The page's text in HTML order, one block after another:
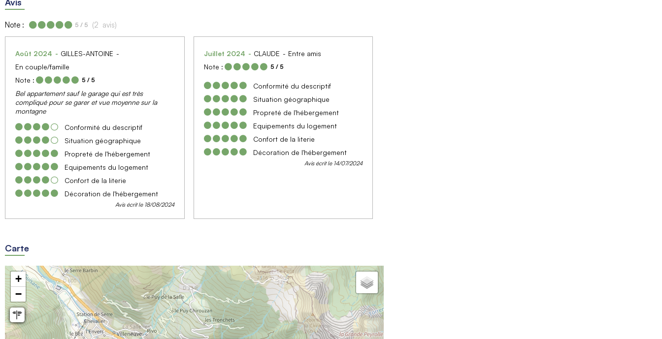
Note : 5 / 5 (2 avis)
Août 2024
GILLES-ANTOINE
En couple/famille
Note :
5 / 5
Bel appartement sauf le garage qui est très
compliqué pour se garer et vue moyenne sur la
montagne
Conformité du descriptif
Situation géographique
Propreté de l'hébergement
Equipements du logement
Confort de la literie
Décoration de l'hébergement
Avis écrit le 18/08/2024
Juillet 2024 CLAUDE
Entre amis
Note :
5 / 5
Conformité du descriptif
Situation géographique
Propreté de l'hébergement
Equipements du logement
Confort de la literie
Décoration de l'hébergement
Avis écrit le 14/07/2024
Carte
+
−